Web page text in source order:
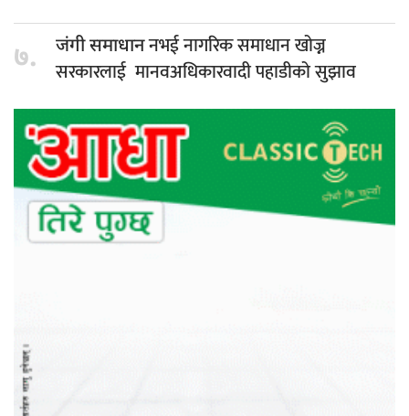
७. जंगी समाधाननभई नागरिक समाधान खोज्न
सरकारलाई मानवअधिकारवादी पहाडीको सुझाव